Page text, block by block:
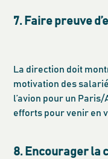
7. Faire preuve
La direction doit
motivation des
l’avion pour un
efforts pour venir en
8. Encourager la